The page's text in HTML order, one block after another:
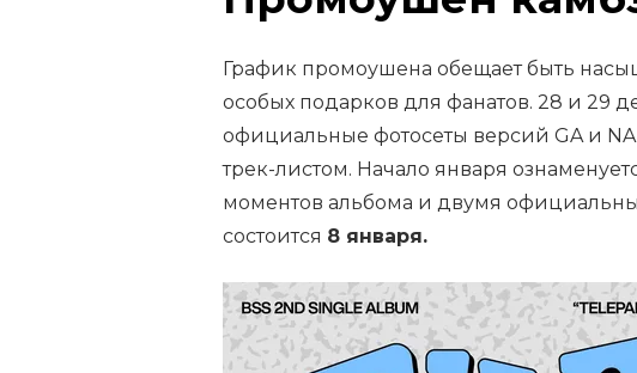
График промоушена обещает быть
особых подарков для фанатов. 28 и 29
официальные фотосеты версий GA и
трек-листом. Начало января
моментов альбома и двумя
состоится 8 января.